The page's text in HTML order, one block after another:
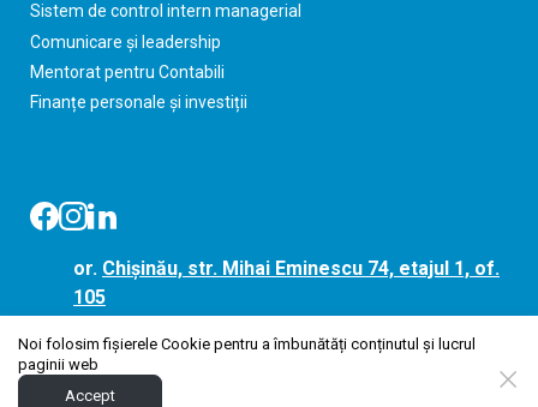
Sistem de control intern managerial
Comunicare și leadership
Mentorat pentru Contabili
Finanțe personale și investiții
or. Chișinău, str. Mihai Eminescu 74, etajul 1, of.
105
079 882 882
Noi folosim fișierele Cookie pentru a îmbunătăți conținutul și lucrul
paginii web
Accept